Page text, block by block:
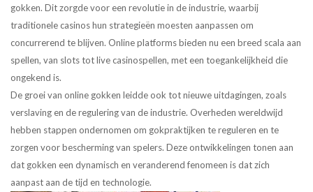
gokken. Dit zorgde voor een revolutie in de industrie, waarbij
traditionele casinos hun strategieën moesten aanpassen om
concurrerend te blijven. Online platforms bieden nu een breed scala aan
spellen, van slots tot live casinospellen, met een toegankelijkheid die
ongekend is.
De groei van online gokken leidde ook tot nieuwe uitdagingen, zoals
verslaving en de regulering van de industrie. Overheden wereldwijd
hebben stappen ondernomen om gokpraktijken te reguleren en te
zorgen voor bescherming van spelers. Deze ontwikkelingen tonen aan
dat gokken een dynamisch en veranderend fenomeen is dat zich
aanpast aan de tijd en technologie.